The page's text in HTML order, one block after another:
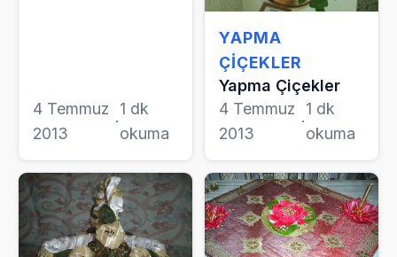
4 Temmuz
2013
·
1 dk
okuma
YAPMA
ÇIÇEKLER
Yapma Çiçekler
4 Temmuz
2013
·
1 dk
okuma